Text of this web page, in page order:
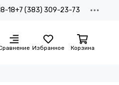
18+7 (383) 309-23-73
Избранное Корзина